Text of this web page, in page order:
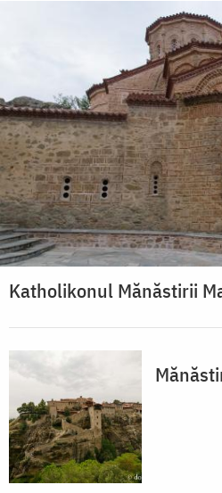
Katholikonul Mănăstirii